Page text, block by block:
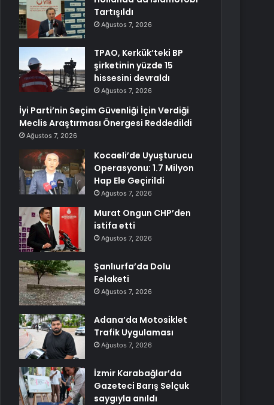
Tartışıldı
Ağustos 7, 2026
TPAO, Kerkük’teki BP
şirketinin yüzde 15
hissesini devraldı
Ağustos 7, 2026
İyi Parti’nin Seçim Güvenliği İçin Verdiği
Meclis Araştırması Önergesi Reddedildi
Ağustos 7, 2026
Kocaeli’de Uyuşturucu
Operasyonu: 1.7 Milyon
Hap Ele Geçirildi
Ağustos 7, 2026
Murat Ongun CHP’den
istifa etti
Ağustos 7, 2026
Şanlıurfa’da Dolu
Felaketi
Ağustos 7, 2026
Adana’da Motosiklet
Trafik Uygulaması
Ağustos 7, 2026
İzmir Karabağlar’da
Gazeteci Barış Selçuk
saygıyla anıldı